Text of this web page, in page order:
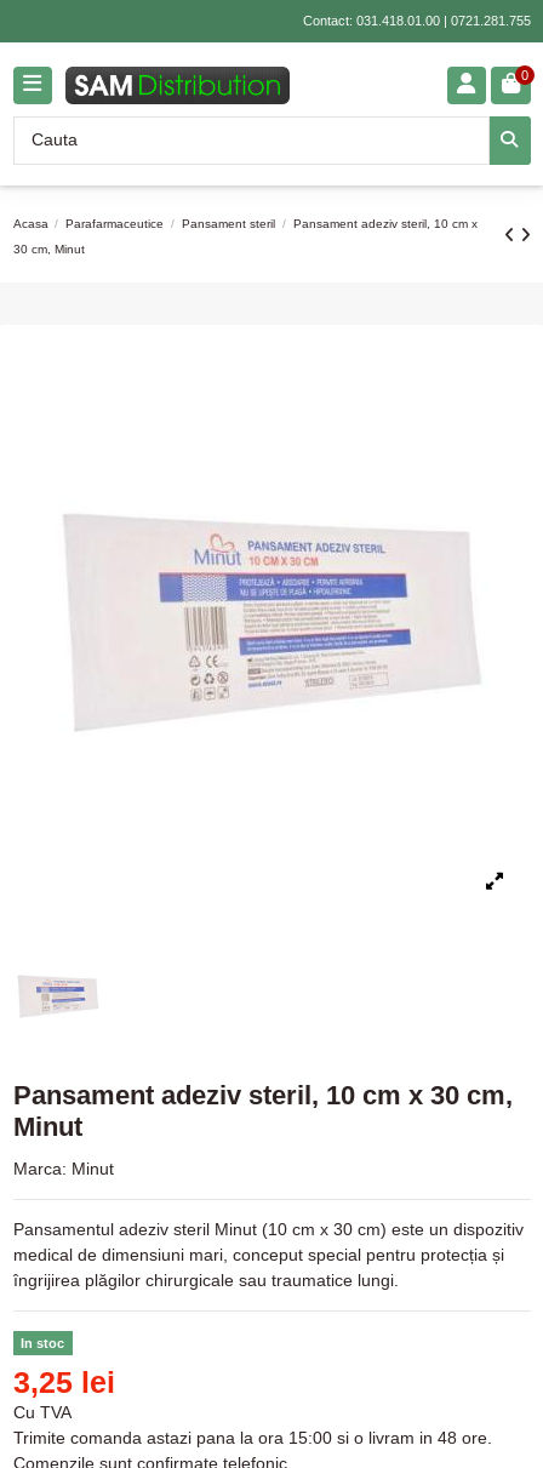
Contact: 031.418.01.00| 0721.281.755
0
Acasa Parafarmaceutice Pansament steril
Pansament adeziv steril, 10 cm x
30 cm, Minut
Pansament adeziv steril, 10 cm x 30 cm,
Minut
Marca: Minut
Pansamentul adeziv steril Minut (10 cm x 30 cm) este un dispozitiv
medical de dimensiuni mari, conceput special pentru protecția și
îngrijirea plăgilor chirurgicale sau traumatice lungi.
In stoc
3,25 lei
Cu TVA
Trimite comanda astazi pana la ora 15:00 si o livram in 48 ore.
Comenzile sunt confirmate telefonic.